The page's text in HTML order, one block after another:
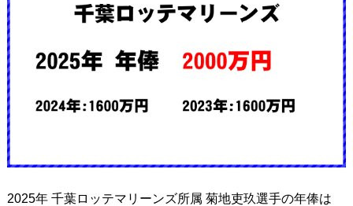
2025年 千葉ロッテマリーンズ所属 菊地吏玖選手の年俸は